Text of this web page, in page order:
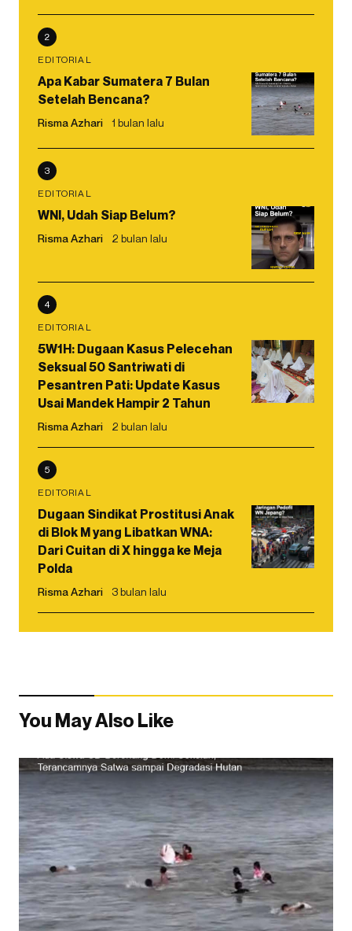
2
EDITORIAL
Apa Kabar Sumatera 7 Bulan
Setelah Bencana?
Risma Azhari 1 bulan lalu
3
EDITORIAL
WNI, Udah Siap Belum?
Risma Azhari 2 bulan lalu
4
EDITORIAL
5W1H: Dugaan Kasus Pelecehan
Seksual 50 Santriwati di
Pesantren Pati: Update Kasus
Usai Mandek Hampir 2 Tahun
Risma Azhari 2 bulan lalu
5
EDITORIAL
Dugaan Sindikat Prostitusi Anak
di Blok M yang Libatkan WNA:
Dari Cuitan di X hingga ke Meja
Polda
Risma Azhari 3 bulan lalu
You May Also Like